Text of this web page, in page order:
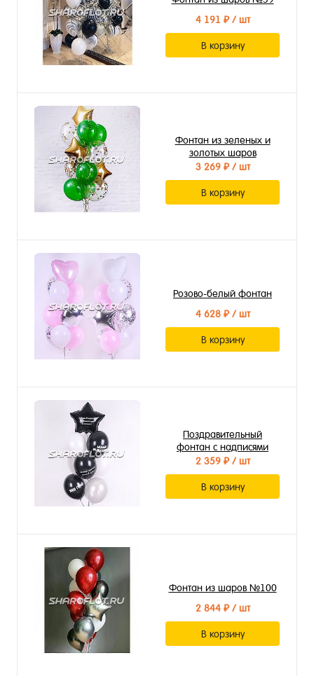
4 191 ₽/ шт
В корзину
Фонтан из зеленых и
золотых шаров
3 269 ₽/ шт
В корзину
Розово-белый фонтан
4 628 ₽/ шт
В корзину
Поздравительный
фонтан с надписями
2 359 ₽/ шт
В корзину
Фонтан из шаров №100
2 844 ₽/ шт
В корзину